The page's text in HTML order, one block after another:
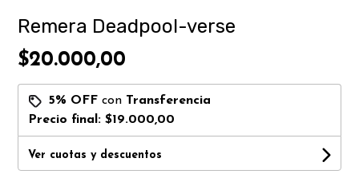
Remera Deadpool-verse
$20.000,00
5% OFF con Transferencia
Precio final:$19.000,00
Ver cuotas y descuentos